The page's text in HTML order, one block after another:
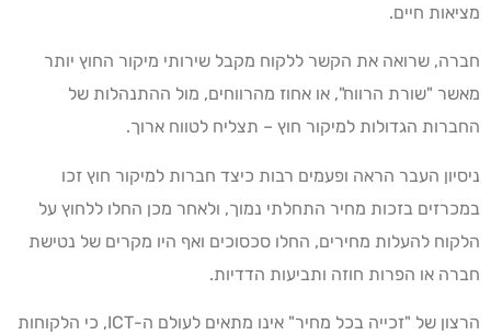
מציאות חיים.
חברה, שרואה את הקשר ללקוח מקבל שירותי מיקור החוץ יותר
מאשר "שורת הרווח", או אחוז מהרווחים, מול ההתנהלות של
החברות הגדולות למיקור חוץ – תצליח לטווח ארוך.
ניסיון העבר הראה ופעמים רבות כיצד חברות למיקור חוץ זכו
במכרזים בזכות מחיר התחלתי נמוך, ולאחר מכן החלו ללחוץ על
הלקוח להעלות מחירים, החלו סכסוכים ואף היו מקרים של נטישת
חברה או הפרות חוזה ותביעות הדדיות.
הרצון של "זכייה בכל מחיר" אינו מתאים לעולם ה-ICT, כי הלקוחות